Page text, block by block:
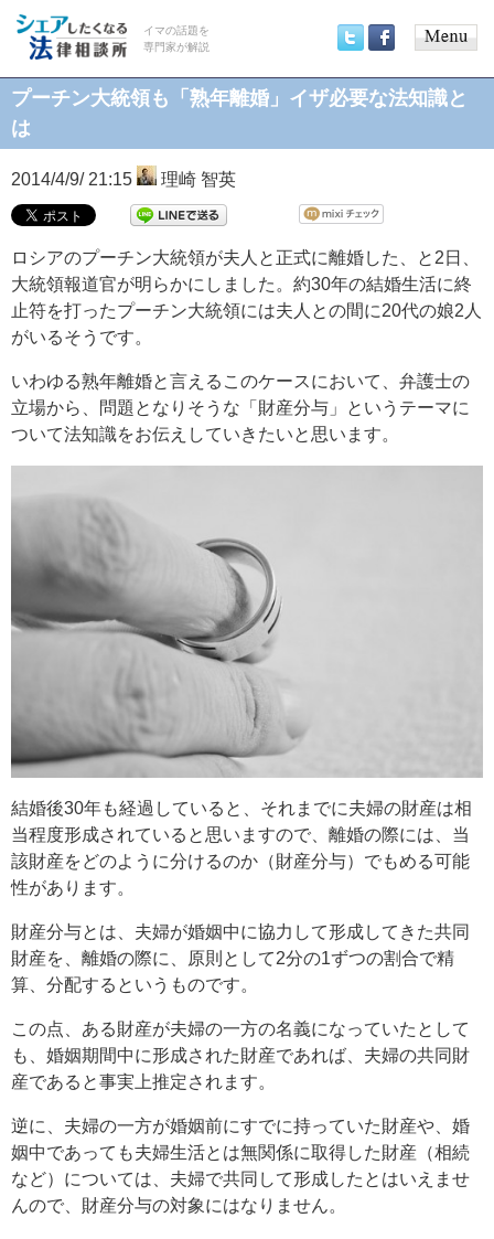
イマの話題を
専門家が解説
menu
プーチン大統領も「熟年離婚」イザ必要な法知識と
は
2014/4/9/ 21:15 理崎 智英
ロシアのプーチン大統領が夫人と正式に離婚した、と2日、
大統領報道官が明らかにしました。約30年の結婚生活に終
止符を打ったプーチン大統領には夫人との間に20代の娘2人
がいるそうです。
いわゆる熟年離婚と言えるこのケースにおいて、弁護士の
立場から、問題となりそうな「財産分与」というテーマに
ついて法知識をお伝えしていきたいと思います。
結婚後30年も経過していると、それまでに夫婦の財産は相
当程度形成されていると思いますので、離婚の際には、当
該財産をどのように分けるのか（財産分与）でもめる可能
性があります。
財産分与とは、夫婦が婚姻中に協力して形成してきた共同
財産を、離婚の際に、原則として2分の1ずつの割合で精
算、分配するというものです。
この点、ある財産が夫婦の一方の名義になっていたとして
も、婚姻期間中に形成された財産であれば、夫婦の共同財
産であると事実上推定されます。
逆に、夫婦の一方が婚姻前にすでに持っていた財産や、婚
姻中であっても夫婦生活とは無関係に取得した財産（相続
など）については、夫婦で共同して形成したとはいえませ
んので、財産分与の対象にはなりません。